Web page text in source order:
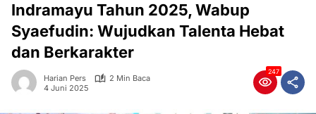
Indramayu Tahun 2025, Wabup
Syaefudin: Wujudkan Talenta Hebat
dan Berkarakter
Harian Pers
2 Min Baca
4 Juni 2025
247